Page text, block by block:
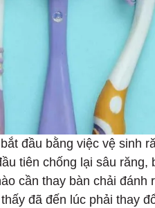
đầu bằng việc vệ sinh
tiên chống lại sâu
cần thay bàn chải
đã đến lúc phải thay